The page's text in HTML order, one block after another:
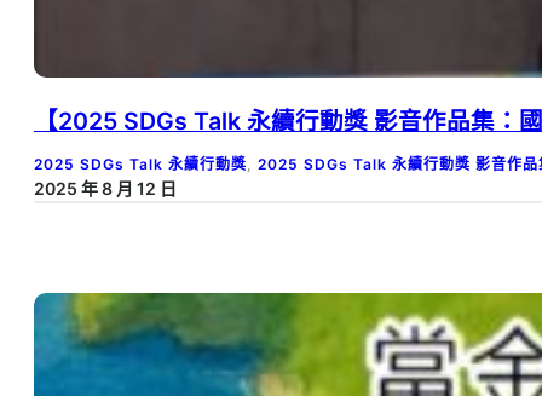
【2025 SDGs Talk 永續行動獎 影音作品集
2025 SDGs Talk 永續行動獎 2025 SDGs Talk 永續行動獎 影音作品
2025 年 8 月 12 日